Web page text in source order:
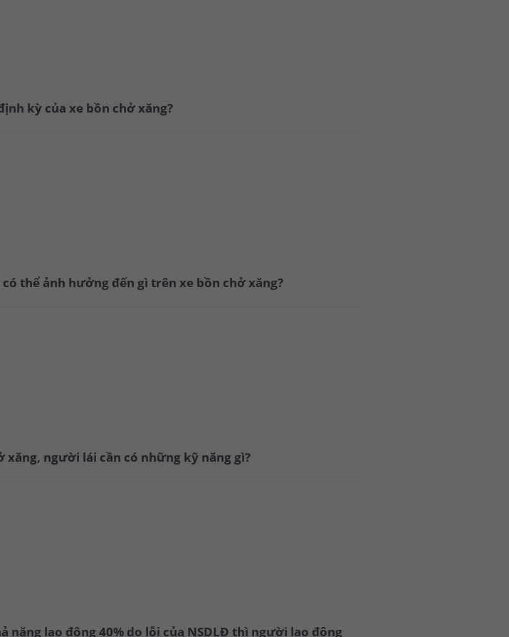
kỳ của xe bồn chở xăng?
thể ảnh hưởng đến gì trên xe bồn chở xăng?
xăng, người lái cần có những kỹ năng gì?
năng lao động 40% do lỗi của NSDLĐ thì người lao động